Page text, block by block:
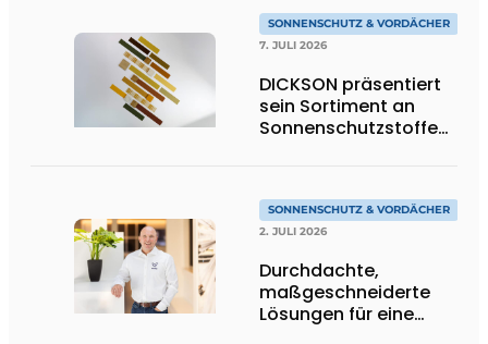
SONNENSCHUTZ & VORDÄCHER
7. JULI 2026
DICKSON präsentiert
sein Sortiment an
Sonnenschutzstoffen
SONNENSCHUTZ & VORDÄCHER
2. JULI 2026
Durchdachte,
maßgeschneiderte
Lösungen für eine